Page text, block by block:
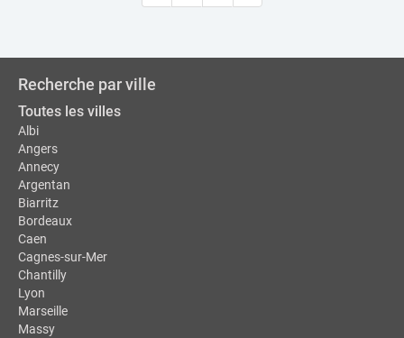
Recherche par ville
Toutes les villes
Albi
Angers
Annecy
Argentan
Biarritz
Bordeaux
Caen
Cagnes-sur-Mer
Chantilly
Lyon
Marseille
Massy